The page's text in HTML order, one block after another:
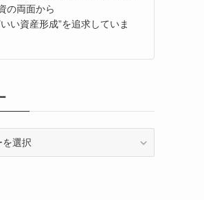
の両面から
い資産形成”を追求していま